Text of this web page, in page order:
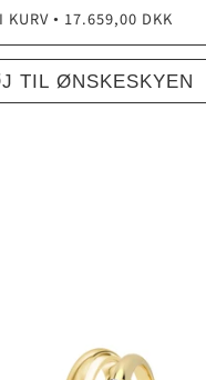
• 17.659,00 DKK
TIL ØNSKESKYEN